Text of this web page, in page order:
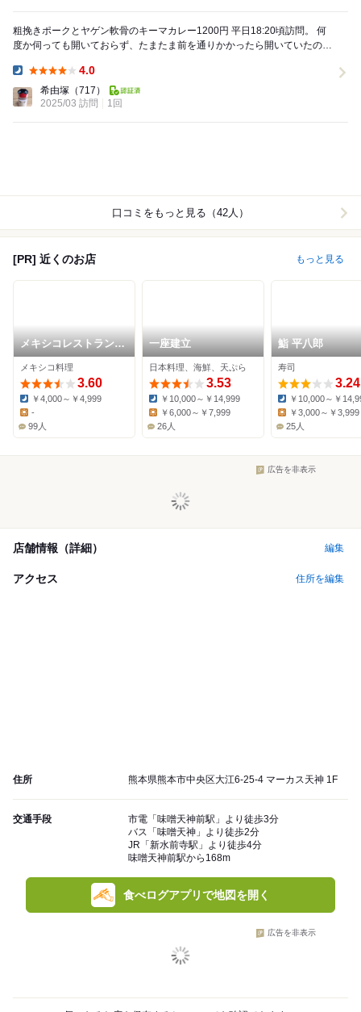
粗挽きポークとヤゲン軟骨のキーマカレー1200円 平日18:20頃訪問。 何
度か伺っても開いておらず、たまたま前を通りかかったら開いていたので
4.0
希由塚 （717）
2025/03 訪問
1回
口コミをもっと見る（42人）
[PR] 近くのお店 もっと見る
メキシコレストラン
トルタコス
メキシコ料理
3.60
Dinner:
￥4,000～￥4,999
Lunch:
-
99人
一座建立
日本料理、海鮮、天ぷら
3.53
Dinner:
￥10,000～￥14,999
Lunch:
￥6,000～￥7,999
26人
鮨 平八郎
寿司
3.24
Dinner:
￥10,000～￥
Lunch:
￥3,000～￥3,999
25人
広告を非表示
店舗情報（詳細） 編集
アクセス 住所を編集
住所 熊本県熊本市中央区大江6-25-4 マーカス天神 1F
交通手段
市電「味噌天神前駅」より徒歩3分
バス「味噌天神」より徒歩2分
JR「新水前寺駅」より徒歩4分
味噌天神前駅から168m
食べログアプリで地図を開く
広告を非表示